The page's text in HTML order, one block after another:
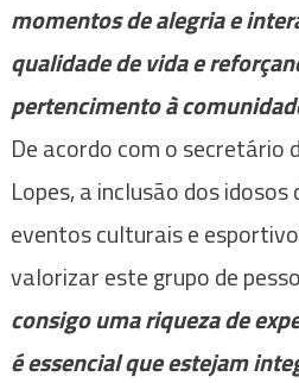
momentos de alegria e
qualidade de vida e
pertencimento à
De acordo com o secretário
Lopes, a inclusão dos
eventos culturais e
valorizar este grupo de
consigo uma riqueza de
é essencial que estejam